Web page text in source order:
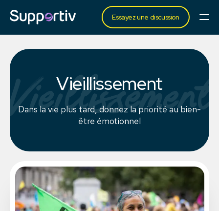
Essayez une discussion
Vieillissement
Vieillissement
Dans la vie plus tard, donnez la priorité au bien-
être émotionnel